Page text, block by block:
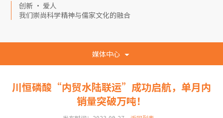
创新 · 爱人
我们崇尚科学精神与儒家文化的融合
媒体中心
川恒磷酸“内贸水陆联运”成功启航，单月内
销量突破万吨！